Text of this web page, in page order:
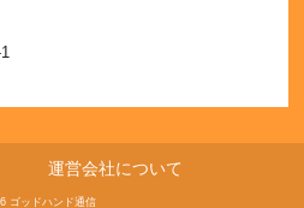
運営会社について
ゴッドハンド通信